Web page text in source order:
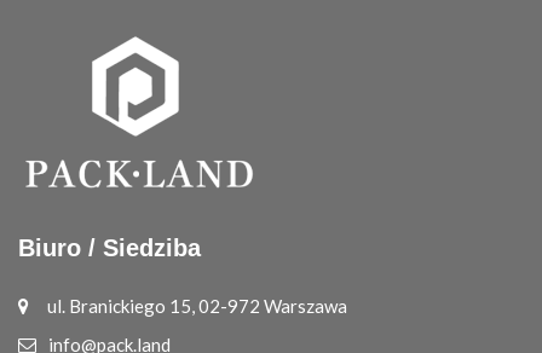
Biuro / Siedziba
ul. Branickiego 15, 02-972 Warszawa
info@pack.land